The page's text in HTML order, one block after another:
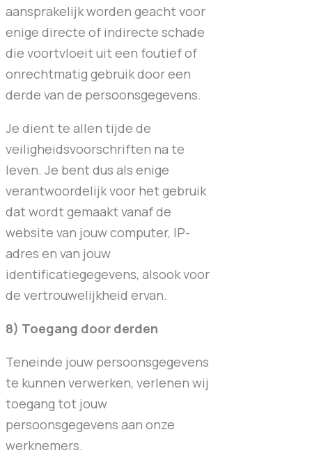
aansprakelijk worden geacht voor
enige directe of indirecte schade
die voortvloeit uit een foutief of
onrechtmatig gebruik door een
derde van de persoonsgegevens.
Je dient te allen tijde de
veiligheidsvoorschriften na te
leven. Je bent dus als enige
verantwoordelijk voor het gebruik
dat wordt gemaakt vanaf de
website van jouw computer, IP-
adres en van jouw
identificatiegegevens, alsook voor
de vertrouwelijkheid ervan.
8) Toegang door derden
Teneinde jouw persoonsgegevens
te kunnen verwerken, verlenen wij
toegang tot jouw
persoonsgegevens aan onze
werknemers.